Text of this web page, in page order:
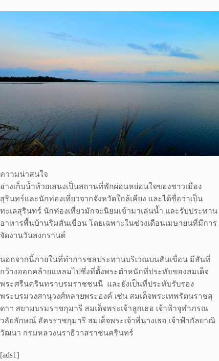
ความน่าสนใจ
อ่างเก็บน้ำห้วยเสนงเป็นสถานที่พักผ่อนหย่อนใจของชาวเมือง
สุรินทร์และนักท่องเที่ยวจากจังหวัดใกล้เคียง และได้ชื่อว่าเป็น
ทะเลสุรินทร์ นักท่องเที่ยวมักจะนิยมเข้ามาเล่นน้ำ และรับประทาน
อาหารพื้นบ้านริมสันเขื่อน โดยเฉพาะในช่วงเดือนเมษายนที่มีการ
จัดงานวันสงกรานต์
นอกจากนี้ภายในที่ทำการชลประทานบริเวณบนสันเขื่อน มีสันที่
กว้างออกคล้ายแหลมไปซึ่งที่ตั้งพระตำหนักที่ประทับของสมเด็จ
พระศรีนครินทราบรมราชชนนี และยังเป็นที่ประทับรับรอง
พระบรมวงศานุวงศ์หลายพระองค์ เช่น สมเด็จพระเทพรัตนราชสุ
ดาฯ สยามบรมราชกุมารี สมเด็จพระเจ้าลูกเธอ เจ้าฟ้าจุฬาภรณ
วลัยลักษณ์ อัครราชกุมารี สมเด็จพระเจ้าพี่นางเธอ เจ้าฟ้ากัลยาณิ
วัฒนา กรมหลวงนราธิวาสราชนครินทร์
[ads1]